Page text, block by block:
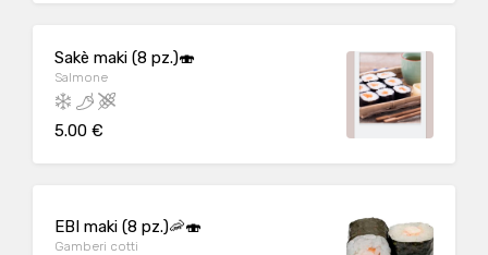
Sakè maki (8 pz.)🍣
Salmone
5.00 €
EBI maki (8 pz.)🦐🍣
Gamberi cotti